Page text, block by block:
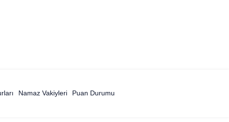
Namaz Vakiyleri
Puan Durumu